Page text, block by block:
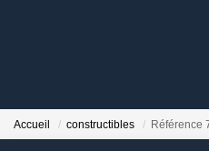
Accueil constructibles Référence